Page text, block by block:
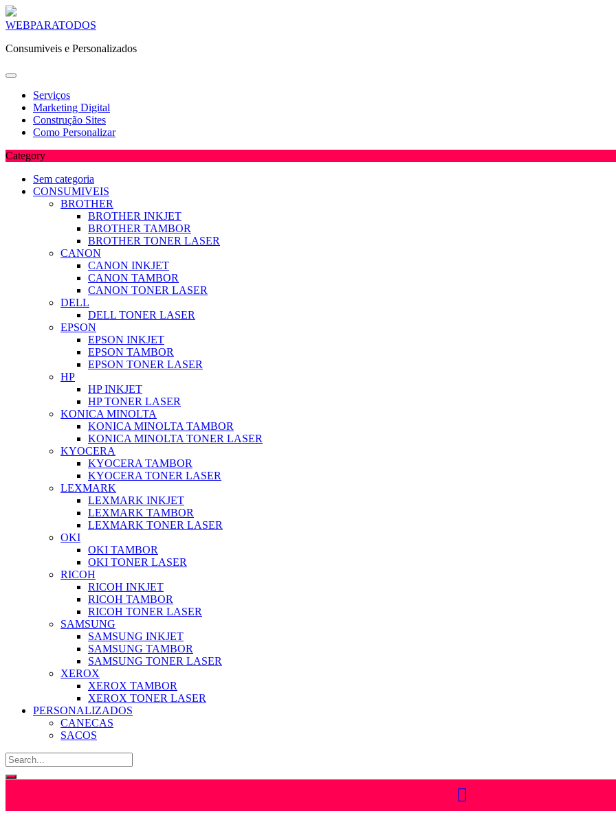
Skip
content
WEBPARATODOS
Consumiveis e Personalizados
Serviços
Marketing Digital
Construção Sites
Como Personalizar
Category
Sem categoria
CONSUMIVEIS
BROTHER
BROTHER INKJET
BROTHER TAMBOR
BROTHER TONER LASER
CANON
CANON INKJET
CANON TAMBOR
CANON TONER LASER
DELL
DELL TONER LASER
EPSON
EPSON INKJET
EPSON TAMBOR
EPSON TONER LASER
HP
HP INKJET
HP TONER LASER
KONICA MINOLTA
KONICA MINOLTA TAMBOR
KONICA MINOLTA TONER LASER
KYOCERA
KYOCERA TAMBOR
KYOCERA TONER LASER
LEXMARK
LEXMARK INKJET
LEXMARK TAMBOR
LEXMARK TONER LASER
OKI
OKI TAMBOR
OKI TONER LASER
RICOH
RICOH INKJET
RICOH TAMBOR
RICOH TONER LASER
SAMSUNG
SAMSUNG INKJET
SAMSUNG TAMBOR
SAMSUNG TONER LASER
XEROX
XEROX TAMBOR
XEROX TONER LASER
PERSONALIZADOS
CANECAS
SACOS